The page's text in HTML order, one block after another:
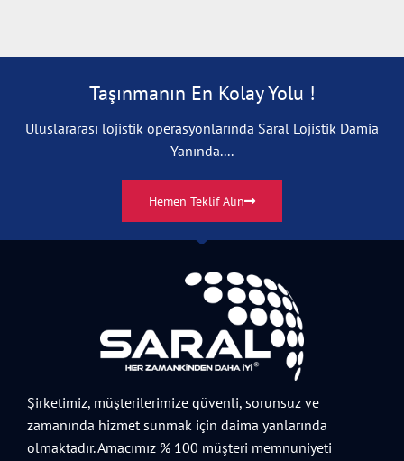
Taşınmanın En Kolay Yolu !
Uluslararası lojistik operasyonlarında Saral Lojistik Damia
Yanında....
Hemen Teklif Alın
Şirketimiz, müşterilerimize güvenli, sorunsuz ve
zamanında hizmet sunmak için daima yanlarında
olmaktadır. Amacımız % 100 müşteri memnuniyeti